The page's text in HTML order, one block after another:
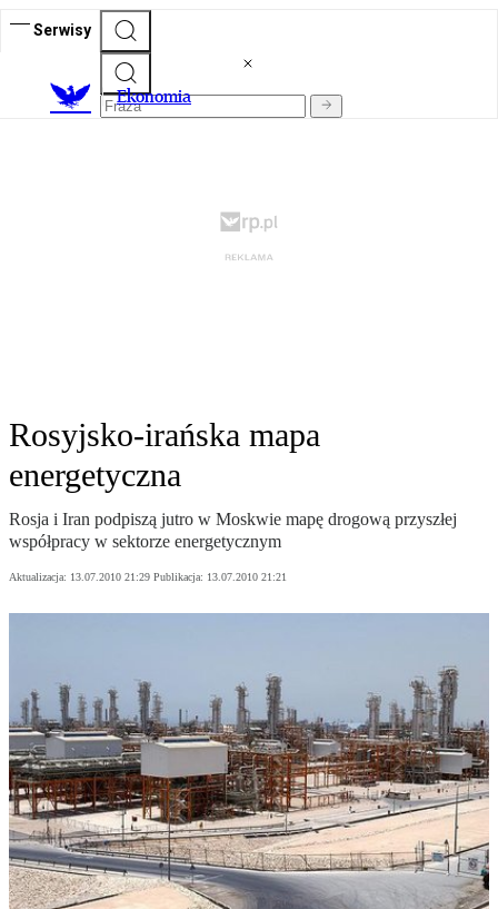
Serwisy
Ekonomia
Rosyjsko-irańska mapa
energetyczna
Rosja i Iran podpiszą jutro w Moskwie mapę drogową przyszłej
współpracy w sektorze energetycznym
Aktualizacja: 13.07.2010 21:29 Publikacja: 13.07.2010 21:21